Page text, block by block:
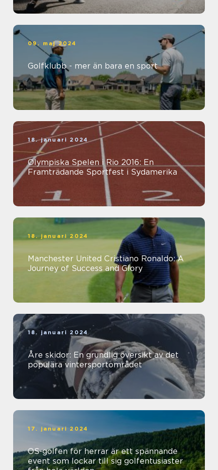
09. maj 2024
Golfklubb - mer än bara en sport
18. januari 2024
Olympiska Spelen i Rio 2016: En
Framträdande Sportfest i Sydamerika
18. januari 2024
Manchester United Cristiano Ronaldo: A
Journey of Success and Glory
18. januari 2024
Åre skidor: En grundlig översikt av det
populära vintersportområdet
17. januari 2024
OS-golfen för herrar är ett spännande
event som lockar till sig golfentusiaster